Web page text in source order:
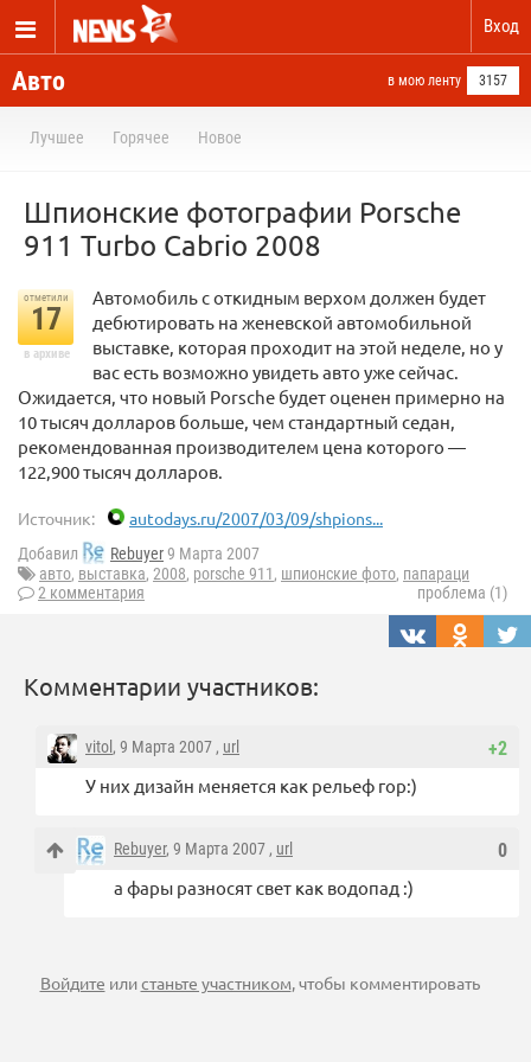
Вход
Авто в мою ленту 3157
Лучшее Горячее Новое
Шпионские фотографии Porsche
911 Turbo Cabrio 2008
отметили
17
в архиве
Автомобиль с откидным верхом должен будет
дебютировать на женевской автомобильной
выставке, которая проходит на этой неделе, но у
вас есть возможно увидеть авто уже сейчас.
Ожидается, что новый Porsche будет оценен примерно на
10 тысяч долларов больше, чем стандартный седан,
рекомендованная производителем цена которого —
122,900 тысяч долларов.
Источник: autodays.ru/2007/03/09/shpions...
Добавил Rebuyer9 Марта 2007
авто, выставка, 2008, porsche 911, шпионские фото, папараци
2 комментария
проблема (1)
Комментарии участников:
+2
vitol , 9 Марта 2007 , url
У них дизайн меняется как рельеф гор:)
0
Rebuyer, 9 Марта 2007 , url
а фары разносят свет как водопад :)
Войдите илистаньте участником, чтобы комментировать